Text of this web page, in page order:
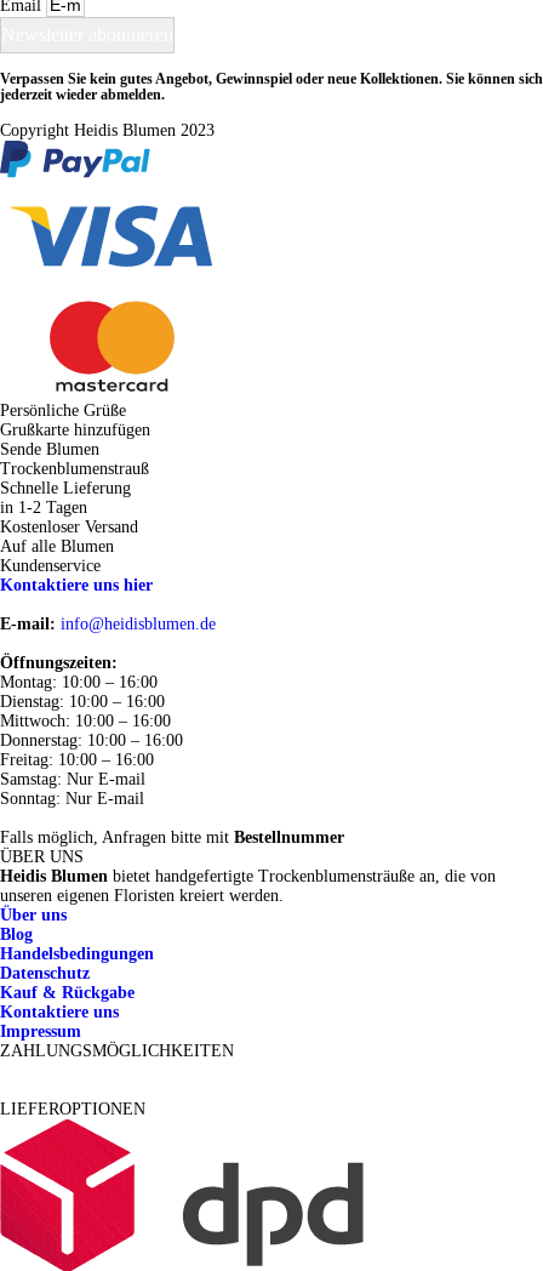
Email
Verpassen Sie kein gutes Angebot, Gewinnspiel oder neue Kollektionen. Sie können sich
jederzeit wieder abmelden.
Copyright Heidis Blumen 2023
Persönliche Grüße
Grußkarte hinzufügen
Sende Blumen
Trockenblumenstrauß
Schnelle Lieferung
in 1-2 Tagen
Kostenloser Versand
Auf alle Blumen
Kundenservice
Kontaktiere uns hier
E-mail: info@heidisblumen.de
Öffnungszeiten:
Montag: 10:00 – 16:00
Dienstag: 10:00 – 16:00
Mittwoch: 10:00 – 16:00
Donnerstag: 10:00 – 16:00
Freitag: 10:00 – 16:00
Samstag: Nur E-mail
Sonntag: Nur E-mail
Falls möglich, Anfragen bitte mit Bestellnummer
ÜBER UNS
Heidis Blumen bietet handgefertigte Trockenblumensträuße an, die von
unseren eigenen Floristen kreiert werden.
Über uns
Blog
Handelsbedingungen
Datenschutz
Kauf & Rückgabe
Kontaktiere uns
Impressum
ZAHLUNGSMÖGLICHKEITEN
LIEFEROPTIONEN